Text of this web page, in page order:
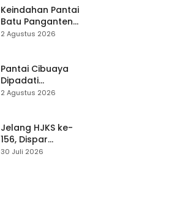
Mitigasi hingga
Teknik Evakuasi
Keindahan Pantai
Batu Panganten
Mulai Dilirik
2 Agustus 2026
Pantai Cibuaya
Dipadati
Wisatawan,
Waspada
2 Agustus 2026
Jelang HJKS ke-
156, Dispar
Kabupaten
30 Juli 2026